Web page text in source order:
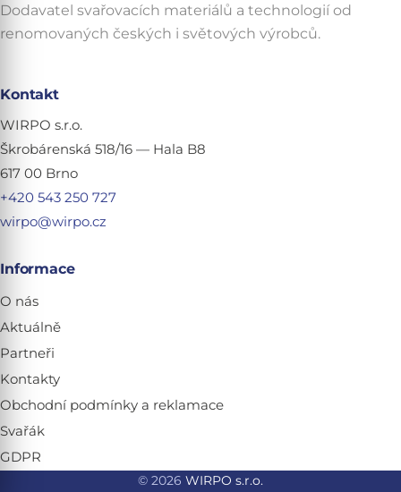
Dodavatel svařovacích materiálů a technologií od
renomovaných českých i světových výrobců.
Kontakt
WIRPO s.r.o.
Škrobárenská 518/16 — Hala B8
617 00 Brno
+420 543 250 727
wirpo@wirpo.cz
Informace
O nás
Aktuálně
Partneři
Kontakty
Obchodní podmínky a reklamace
Svařák
GDPR
© 2026 WIRPO s.r.o.